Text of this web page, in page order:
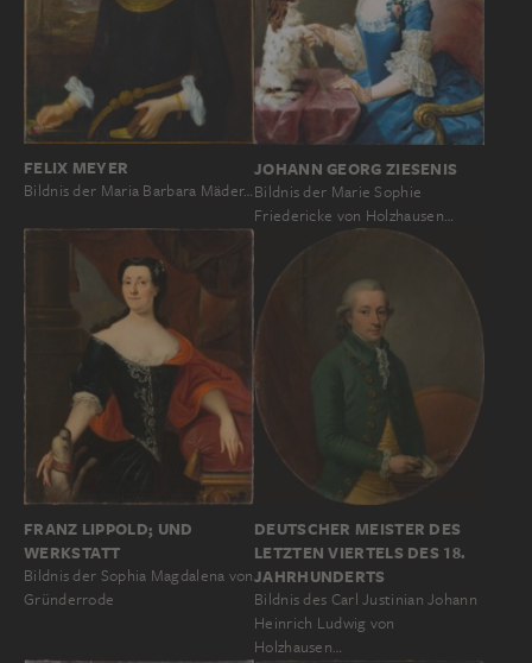
FELIX MEYER
Bildnis der Maria Barbara Mäder…
JOHANN GEORG ZIESENIS
Bildnis der Marie Sophie
Friedericke von Holzhausen…
FRANZ LIPPOLD; UND
WERKSTATT
Bildnis der Sophia Magdalena von
Gründerrode
DEUTSCHER MEISTER DES
LETZTEN VIERTELS DES 18.
JAHRHUNDERTS
Bildnis des Carl Justinian Johann
Heinrich Ludwig von
Holzhausen…